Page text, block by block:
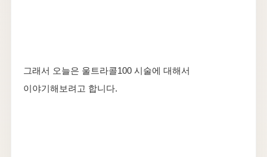
그래서 오늘은 울트라콜100 시술에 대해서
이야기해보려고 합니다.